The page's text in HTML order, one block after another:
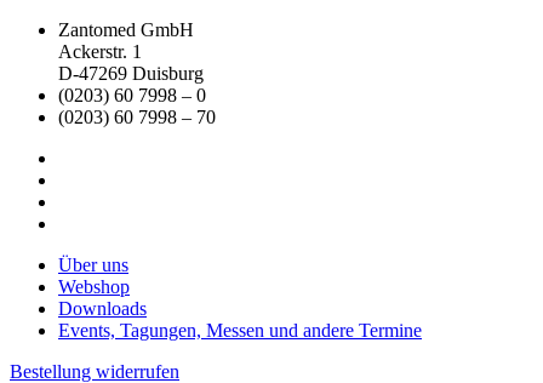
Zantomed GmbH
Ackerstr. 1
D-47269 Duisburg
(0203) 60 7998 – 0
(0203) 60 7998 – 70
Über uns
Webshop
Downloads
Events, Tagungen, Messen und andere Termine
Bestellung widerrufen